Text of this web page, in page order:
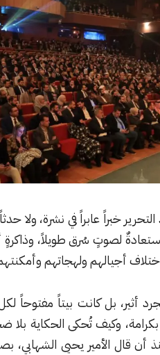
في نشرة، ولا حدثاً إدارياً يُؤرَّخ
سُرق طويلاً، وذاكرةٍ أُسيء إليها،
ولهجاتهم وأمكنتهم.
بيتاً مفتوحاً لكل السوريين.
تُحكى الحكاية بلا ضجيج، وكيف
يحيى الشهابي، بصوته الرخيم: